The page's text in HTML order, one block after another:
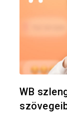
WB